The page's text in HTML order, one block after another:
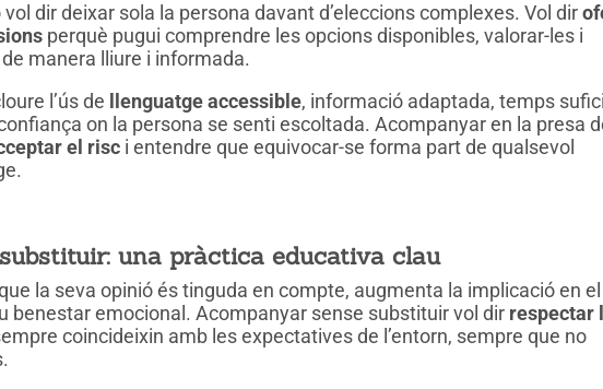
dir deixar sola la persona davant d’eleccions complexes. Vol dir
perquè pugui comprendre les opcions disponibles, valorar-les i
manera lliure i informada.
l’ús de
llenguatge accessible, informació adaptada, temps
on la persona se senti escoltada. Acompanyar en la presa
el risc i entendre que equivocar-se forma part de qualsevol
una pràctica educativa clau
la seva opinió és tinguda en compte, augmenta la implicació en el
benestar emocional. Acompanyar sense substituir vol dir respectar
coincideixin amb les expectatives de l’entorn, sempre que no